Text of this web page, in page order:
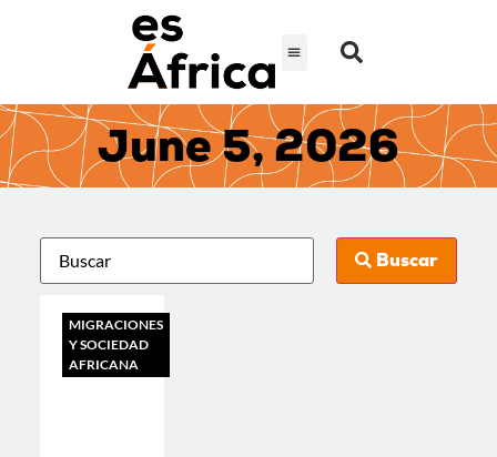
June 5, 2026
Buscar
MIGRACIONES
Y SOCIEDAD
AFRICANA